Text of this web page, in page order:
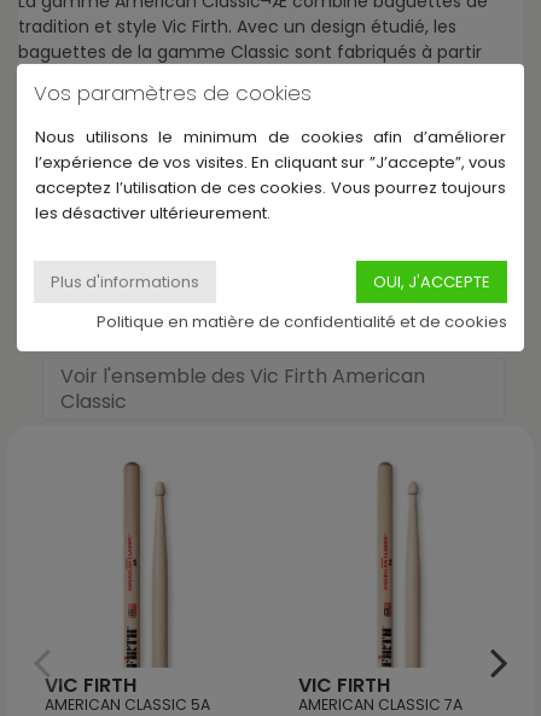
tradition et style Vic Firth. Avec un design étudié, les
baguettes de la gamme Classic sont fabriqués à partir
L'olive en bois est délimitée de manière franche au niveau
du col de la baguette pour procurer une réponse intense
sur les cymbales.
Autres produits dans le rayon Vic Firth
American Classic
Voir l'ensemble des Vic Firth American
Classic
VIC FIRTH
AMERICAN CLASSIC 5A
VIC FIRTH
AMERICAN CLASSIC 7A
Vos paramètres de cookies
Nous utilisons le minimum de cookies afin d’améliorer
l’expérience de vos visites. En cliquant sur ”J’accepte”, vous
acceptez l’utilisation de ces cookies. Vous pourrez toujours
les désactiver ultérieurement.
Politique en matière de confidentialité et de cookies